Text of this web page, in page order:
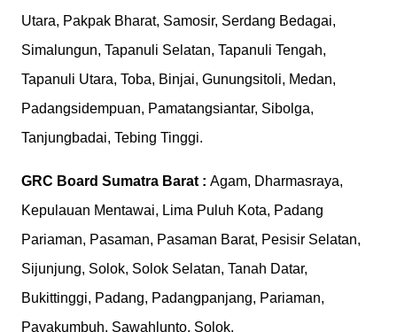
Utara, Pakpak Bharat, Samosir, Serdang Bedagai,
Simalungun, Tapanuli Selatan, Tapanuli Tengah,
Tapanuli Utara, Toba, Binjai, Gunungsitoli, Medan,
Padangsidempuan, Pamatangsiantar, Sibolga,
Tanjungbadai, Tebing Tinggi.
GRC Board Sumatra Barat : Agam, Dharmasraya,
Kepulauan Mentawai, Lima Puluh Kota, Padang
Pariaman, Pasaman, Pasaman Barat, Pesisir Selatan,
Sijunjung, Solok, Solok Selatan, Tanah Datar,
Bukittinggi, Padang, Padangpanjang, Pariaman,
Payakumbuh, Sawahlunto, Solok.